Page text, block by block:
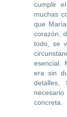
cumplir
muchas
que
corazón,
todo, se
esencial.
era sin
detalles,
concreta.